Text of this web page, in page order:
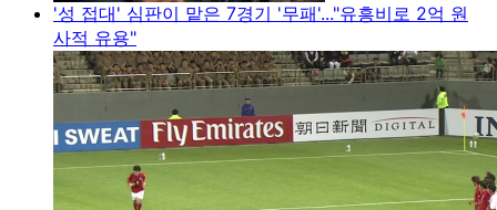
'성 접대' 심판이 맡은 7경기 '무패'..."유흥비로 2억 원
사적 유용"